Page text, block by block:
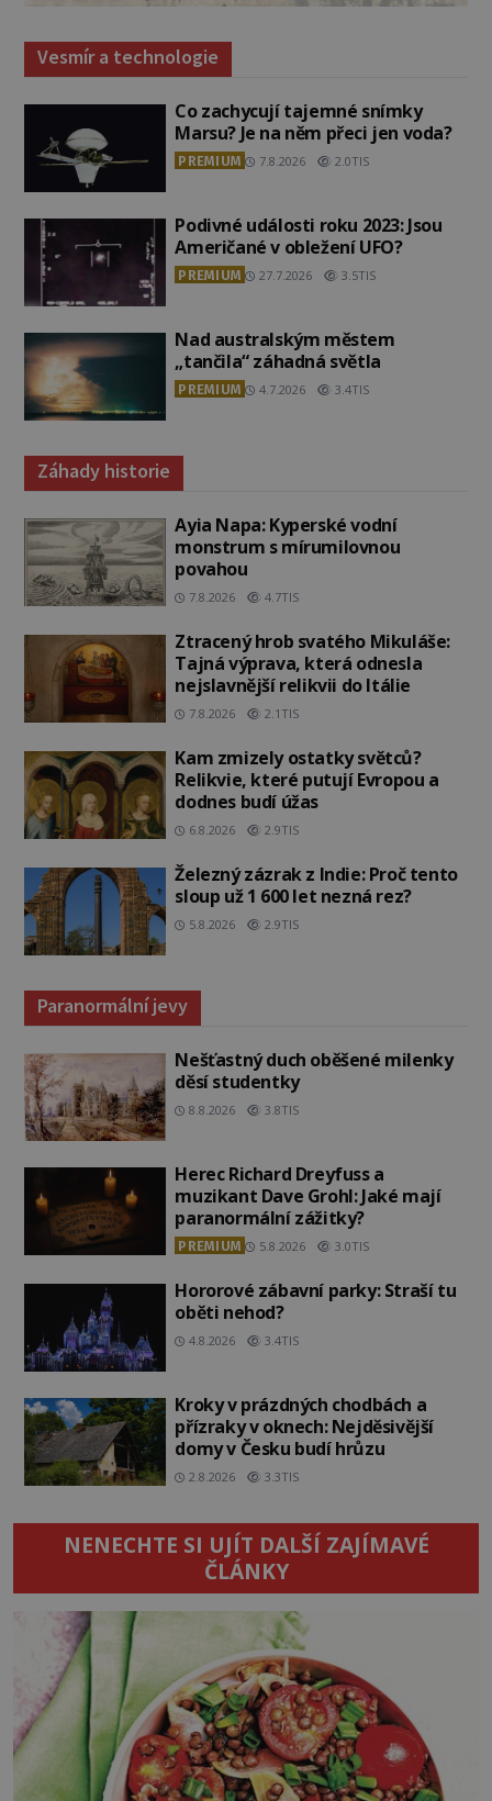
Vesmír a technologie
Co zachycují tajemné snímky
Marsu? Je na něm přeci jen voda?
PREMIUM 7.8.2026 2.0TIS
Podivné události roku 2023: Jsou
Američané v obležení UFO?
PREMIUM 27.7.2026 3.5TIS
Nad australským městem
„tančila“ záhadná světla
PREMIUM 4.7.2026 3.4TIS
Záhady historie
Ayia Napa: Kyperské vodní
monstrum s mírumilovnou
povahou
7.8.2026 4.7TIS
Ztracený hrob svatého Mikuláše:
Tajná výprava, která odnesla
nejslavnější relikvii do Itálie
7.8.2026 2.1TIS
Kam zmizely ostatky světců?
Relikvie, které putují Evropou a
dodnes budí úžas
6.8.2026 2.9TIS
Železný zázrak z Indie: Proč tento
sloup už 1 600 let nezná rez?
5.8.2026 2.9TIS
Paranormální jevy
Nešťastný duch oběšené milenky
děsí studentky
8.8.2026 3.8TIS
Herec Richard Dreyfuss a
muzikant Dave Grohl: Jaké mají
paranormální zážitky?
PREMIUM 5.8.2026 3.0TIS
Hororové zábavní parky: Straší tu
oběti nehod?
4.8.2026 3.4TIS
Kroky v prázdných chodbách a
přízraky v oknech: Nejděsivější
domy v Česku budí hrůzu
2.8.2026 3.3TIS
NENECHTE SI UJÍT DALŠÍ ZAJÍMAVÉ
ČLÁNKY